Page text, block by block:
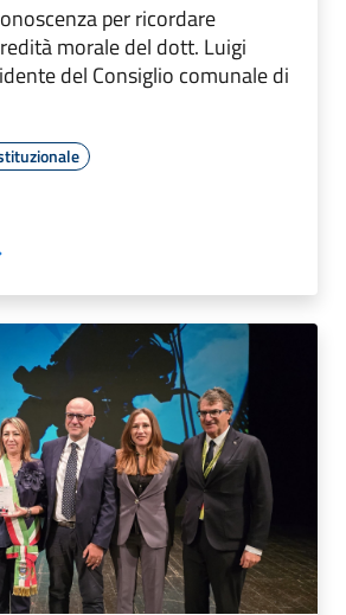
per ricordare
morale del dott. Luigi
del Consiglio comunale di